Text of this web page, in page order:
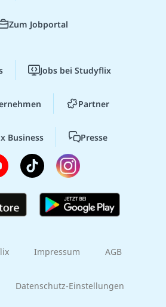
Zum Jobportal
Jobs bei Studyflix
Partner
Business Presse
Impressum AGB
Datenschutz-Einstellungen